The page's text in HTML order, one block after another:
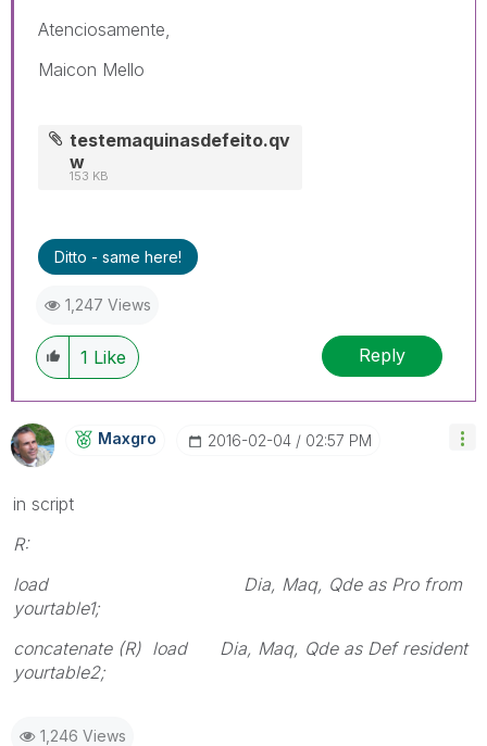
Atenciosamente,
Maicon Mello
testemaquinasdefeito.qv
w
153 KB
Ditto - same here!
1,247 Views
1 Like Reply
Maxgro ‎2016-02-04 02:57 PM
in script
R:
load Dia, Maq, Qde as Pro from
yourtable1;
concatenate (R) load Dia, Maq, Qde as Def resident
yourtable2;
1,246 Views